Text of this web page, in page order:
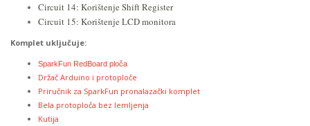
Circuit 14: Korištenje Shift Register
Circuit 15: Korištenje LCD monitora
Komplet uključuje:
SparkFun RedBoard ploča
Držač Arduino i protoploče
Priručnik za SparkFun pronalazački komplet
Bela protoploča bez lemljenja
Kutija